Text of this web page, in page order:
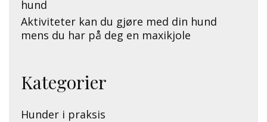
hund
Aktiviteter kan du gjøre med din hund
mens du har på deg en maxikjole
Kategorier
Hunder i praksis